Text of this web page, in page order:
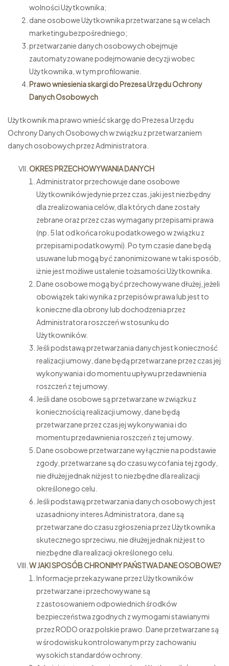
wolności Użytkownika;
dane osobowe Użytkownika przetwarzane są w celach
marketingu bezpośredniego;
przetwarzanie danych osobowych obejmuje
zautomatyzowane podejmowanie decyzji wobec
Użytkownika, w tym profilowanie.
Prawo wniesienia skargi do Prezesa Urzędu Ochrony
Danych Osobowych
Użytkownik ma prawo wnieść skargę do Prezesa Urzędu
Ochrony Danych Osobowych w związku z przetwarzaniem
danych osobowych przez Administratora.
OKRES PRZECHOWYWANIA DANYCH
Administrator przechowuje dane osobowe
Użytkowników jedynie przez czas, jaki jest niezbędny
dla zrealizowania celów, dla których dane zostały
zebrane oraz przez czas wymagany przepisami prawa
(np. 5 lat od końca roku podatkowego w związku z
przepisami podatkowymi). Po tym czasie dane będą
usuwane lub mogą być zanonimizowane w taki sposób,
iż nie jest możliwe ustalenie tożsamości Użytkownika.
Dane osobowe mogą być przechowywane dłużej, jeżeli
obowiązek taki wynika z przepisów prawa lub jest to
konieczne dla obrony lub dochodzenia przez
Administratora roszczeń w stosunku do
Użytkowników.
Jeśli podstawą przetwarzania danych jest konieczność
realizacji umowy, dane będą przetwarzane przez czas jej
wykonywania i do momentu upływu przedawnienia
roszczeń z tej umowy.
Jeśli dane osobowe są przetwarzane w związku z
koniecznością realizacji umowy, dane będą
przetwarzane przez czas jej wykonywania i do
momentu przedawnienia roszczeń z tej umowy.
Dane osobowe przetwarzane wyłącznie na podstawie
zgody, przetwarzane są do czasu wycofania tej zgody,
nie dłużej jednak niż jest to niezbędne dla realizacji
określonego celu.
Jeśli podstawą przetwarzania danych osobowych jest
uzasadniony interes Administratora, dane są
przetwarzane do czasu zgłoszenia przez Użytkownika
skutecznego sprzeciwu, nie dłużej jednak niż jest to
niezbędne dla realizacji określonego celu.
W JAKI SPOSÓB CHRONIMY PAŃSTWA DANE OSOBOWE?
Informacje przekazywane przez Użytkowników
przetwarzane i przechowywane są
z zastosowaniem odpowiednich środków
bezpieczeństwa zgodnych z wymogami stawianymi
przez RODO oraz polskie prawo. Dane przetwarzane są
w środowisku kontrolowanym przy zachowaniu
wysokich standardów ochrony.